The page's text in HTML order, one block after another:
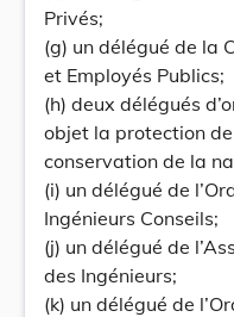
Privés;
(g) un délégué de la
et Employés Publics;
(h) deux délégués
objet la protection
conservation de la
(i) un délégué de
Ingénieurs Conseils;
(j) un délégué de
des Ingénieurs;
(k) un délégué de